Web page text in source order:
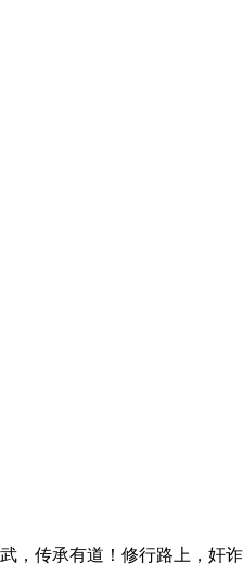
，传承有道！修行路上，奸诈